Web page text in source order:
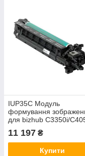
IUP35C Модуль
формування
для bizhub C3350i/
(до 55 000 стор. @ 5%)
11 197 ₴
Купити